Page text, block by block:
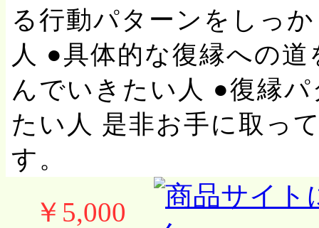
る行動パターンをしっ
人 ●具体的な復縁への
んでいきたい人 ●復縁
たい人 是非お手に取っ
す。
￥5,000